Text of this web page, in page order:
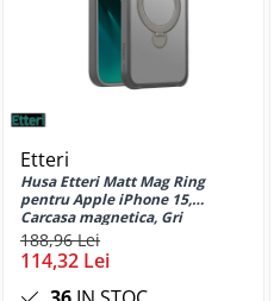
Huse si protectii pentru Motorola
Huse si protectii pentru Motorola
Moto E40
Huse si protectii pentru Motorola
Moto G04
Huse si protectii pentru Motorola
Moto G05
Etteri
Husa Etteri Matt Mag Ring
pentru Apple iPhone 15,
Carcasa magnetica, Gri
188,96 Lei
114,32 Lei